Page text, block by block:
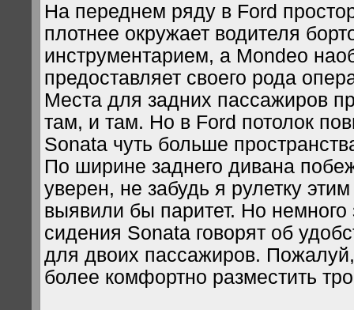
На переднем ряду в Ford
плотнее окружает водителя
инструментарием, а Mondeo
предоставляет своего рода
Места для задних пассажиров
там, и там. Но в Ford потолок
Sonata чуть больше
По ширине заднего дивана
уверен, не забудь я рулетку
выявили бы паритет. Но немного
сидения Sonata говорят об
для двоих пассажиров.
более комфортно разместить